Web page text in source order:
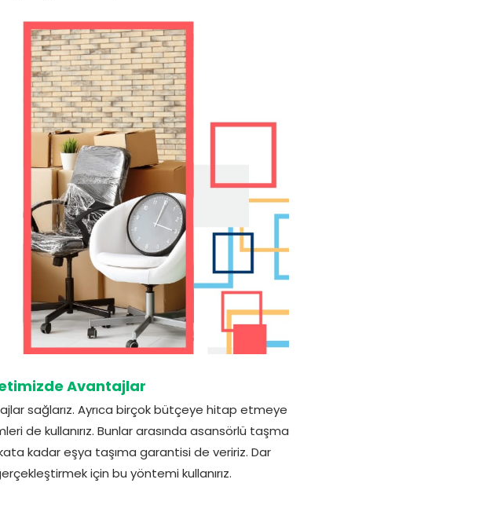
Avantajlar
sağlarız. Ayrıca birçok bütçeye hitap etmeye
de kullanırız. Bunlar arasında asansörlü taşma
kadar eşya taşıma garantisi de veririz. Dar
için bu yöntemi kullanırız.